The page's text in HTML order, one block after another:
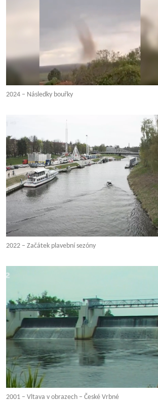
2024 – Následky bouřky
2022 – Začátek plavební sezóny
2001 – Vltava v obrazech – České Vrbné